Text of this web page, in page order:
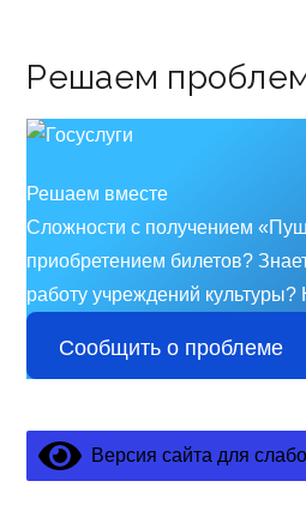
Решаем
Решаем вместе
Сложности с получением
приобретением билетов?
работу учреждений культуры?
Сообщить о проблеме
Версия сайта для